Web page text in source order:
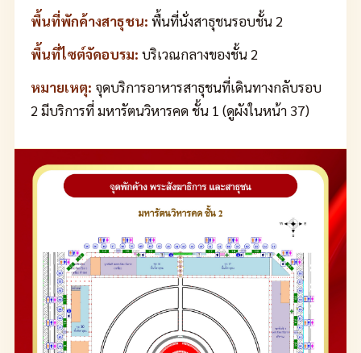
พื้นที่พักค้างสาธุชน: พื้นที่นั่งสาธุชนรอบชั้น 2
พื้นที่ไซต์จัดอบรม: บริเวณกลางของชั้น 2
หมายเหตุ: จุดบริการอาหารสาธุชนที่เดินทางกลับรอบ
2 มีบริการที่ มหารัตนวิหารคด ชั้น 1 (ดูผังในหน้า 37)